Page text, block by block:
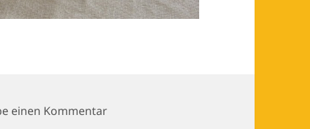
einen Kommentarzu yoga-leipzig_vorbeuge